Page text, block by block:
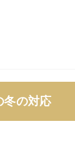
冬の対応